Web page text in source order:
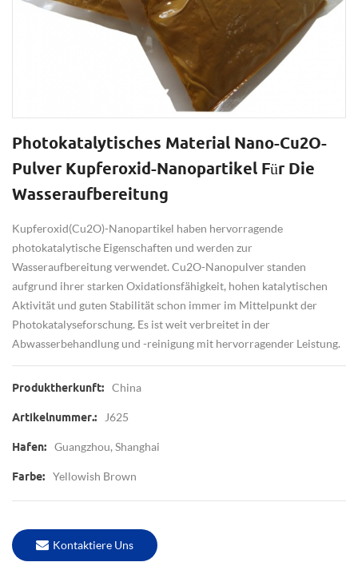
Photokatalytisches Material Nano-Cu2O-
Pulver Kupferoxid-Nanopartikel Für Die
Wasseraufbereitung
Kupferoxid(Cu2O)-Nanopartikel haben hervorragende
photokatalytische Eigenschaften und werden zur
Wasseraufbereitung verwendet. Cu2O-Nanopulver standen
aufgrund ihrer starken Oxidationsfähigkeit, hohen katalytischen
Aktivität und guten Stabilität schon immer im Mittelpunkt der
Photokatalyseforschung. Es ist weit verbreitet in der
Abwasserbehandlung und -reinigung mit hervorragender Leistung.
Produktherkunft: China
Artikelnummer.: J625
Hafen: Guangzhou, Shanghai
Farbe: Yellowish Brown
Kontaktiere Uns